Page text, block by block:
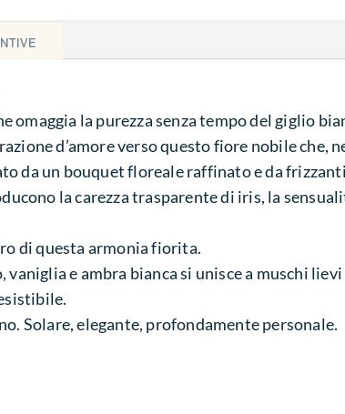
omaggia la purezza senza tempo del giglio
d’amore verso questo fiore nobile che,
da un bouquet floreale raffinato e da
la carezza trasparente di iris, la
di questa armonia fiorita.
vaniglia e ambra bianca si unisce a muschi
Solare, elegante, profondamente personale.